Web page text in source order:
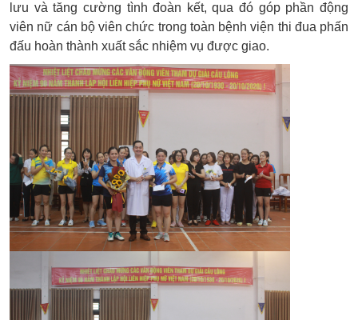
lưu và tăng cường tình đoàn kết, qua đó góp phần động
viên nữ cán bộ viên chức trong toàn bệnh viện thi đua phấn
đấu hoàn thành xuất sắc nhiệm vụ được giao.